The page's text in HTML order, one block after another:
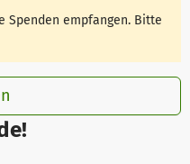
Spenden empfangen. Bitte